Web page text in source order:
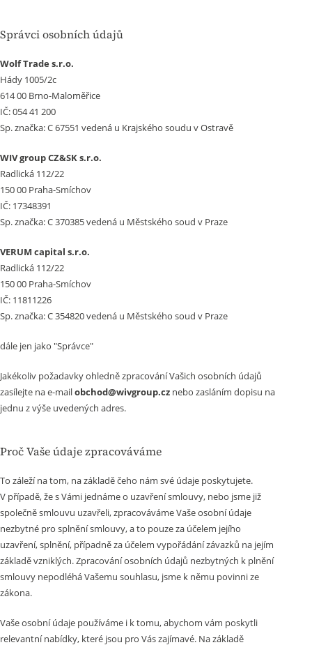
Správci osobních údajů
Wolf Trade s.r.o.
Hády 1005/2c
614 00 Brno-Maloměřice
IČ: 054 41 200
Sp. značka: C 67551 vedená u Krajského soudu v Ostravě
WIV group CZ&SK s.r.o.
Radlická 112/22
150 00 Praha-Smíchov
IČ: 17348391
Sp. značka: C 370385 vedená u Městského soud v Praze
VERUM capital s.r.o.
Radlická 112/22
150 00 Praha-Smíchov
IČ: 11811226
Sp. značka: C 354820 vedená u Městského soud v Praze
dále jen jako "Správce"
Jakékoliv požadavky ohledně zpracování Vašich osobních údajů
zasílejte na e-mailobchod@wivgroup.cz nebo zasláním dopisu na
jednu z výše uvedených adres.
Proč Vaše údaje zpracováváme
To záleží na tom, na základě čeho nám své údaje poskytujete.
V případě, že s Vámi jednáme o uzavření smlouvy, nebo jsme již
společně smlouvu uzavřeli, zpracováváme Vaše osobní údaje
nezbytné pro splnění smlouvy, a to pouze za účelem jejího
uzavření, splnění, případně za účelem vypořádání závazků na jejím
základě vzniklých. Zpracování osobních údajů nezbytných k plnění
smlouvy nepodléhá Vašemu souhlasu, jsme k němu povinni ze
zákona.
Vaše osobní údaje používáme i k tomu, abychom vám poskytli
relevantní nabídky, které jsou pro Vás zajímavé. Na základě